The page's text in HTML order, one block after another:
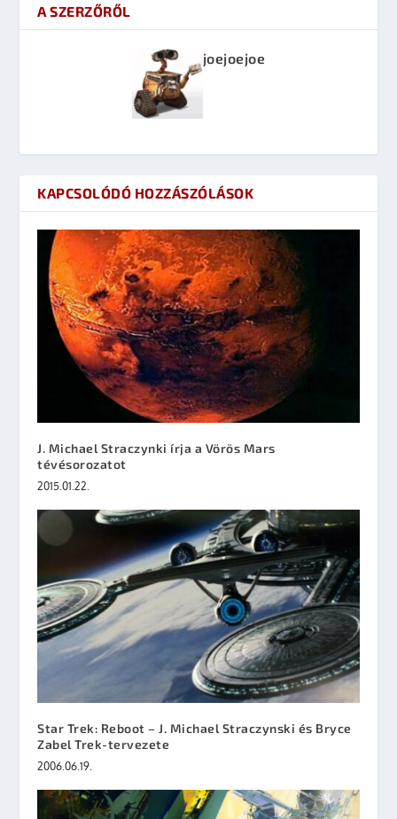
A SZERZŐRŐL
joejoejoe
KAPCSOLÓDÓ HOZZÁSZÓLÁSOK
J. Michael Straczynki írja a Vörös Mars
tévésorozatot
2015.01.22.
Star Trek: Reboot – J. Michael Straczynski és Bryce
Zabel Trek-tervezete
2006.06.19.